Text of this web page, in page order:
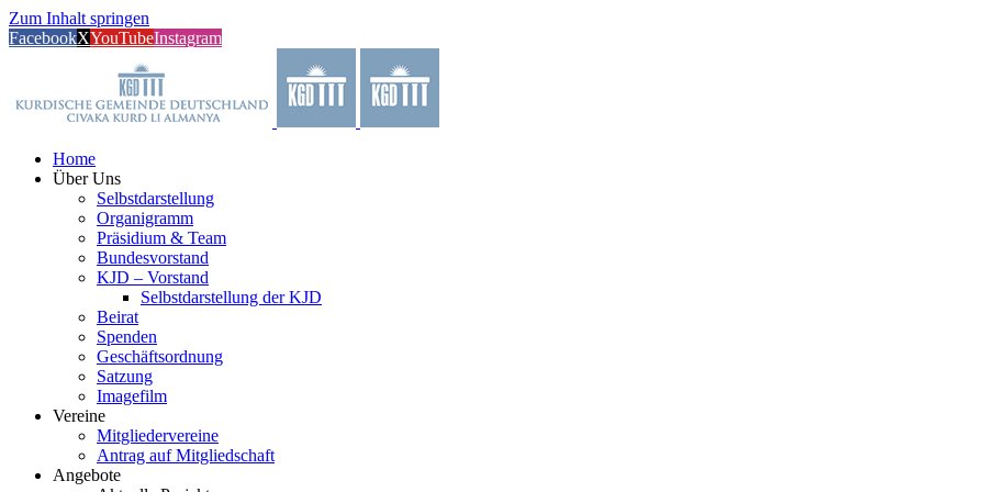
Zum Inhalt springen
FacebookXYouTubeInstagram
Home
Über Uns
Selbstdarstellung
Organigramm
Präsidium & Team
Bundesvorstand
KJD – Vorstand
Selbstdarstellung der KJD
Beirat
Spenden
Geschäftsordnung
Satzung
Imagefilm
Vereine
Mitgliedervereine
Antrag auf Mitgliedschaft
Angebote